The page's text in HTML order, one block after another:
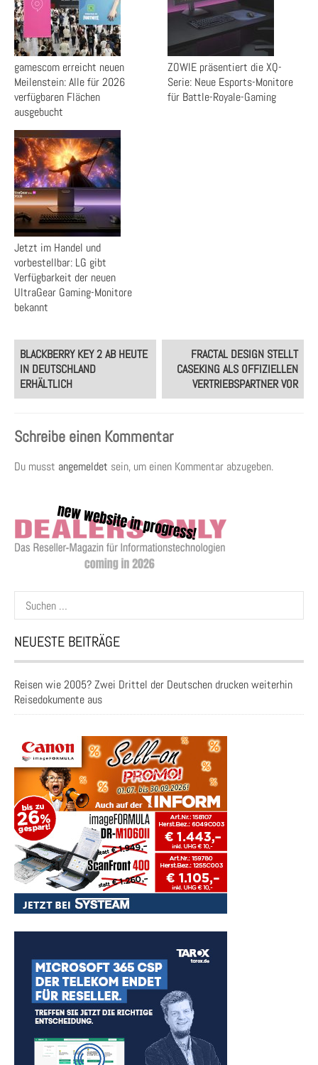
gamescom erreicht neuen
Meilenstein: Alle für 2026
verfügbaren Flächen
ausgebucht
ZOWIE präsentiert die XQ-
Serie: Neue Esports-Monitore
für Battle-Royale-Gaming
Jetzt im Handel und
vorbestellbar: LG gibt
Verfügbarkeit der neuen
UltraGear Gaming-Monitore
bekannt
Post
navigation
BLACKBERRY KEY 2 AB HEUTE
IN DEUTSCHLAND
ERHÄLTLICH
FRACTAL DESIGN STELLT
CASEKING ALS OFFIZIELLEN
VERTRIEBSPARTNER VOR
Schreibe einen Kommentar
Du musst angemeldet sein, um einen Kommentar abzugeben.
Suchen
nach:
NEUESTE BEITRÄGE
Reisen wie 2005? Zwei Drittel der Deutschen drucken weiterhin
Reisedokumente aus